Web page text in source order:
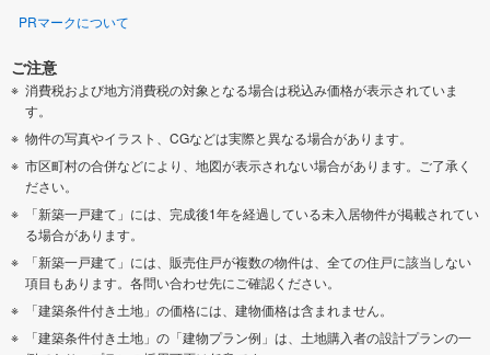
PRマークについて
ご注意
消費税および地方消費税の対象となる場合は税込み価格が表示されていま
す。
物件の写真やイラスト、CGなどは実際と異なる場合があります。
市区町村の合併などにより、地図が表示されない場合があります。ご了承く
ださい。
「新築一戸建て」には、完成後1年を経過している未入居物件が掲載されてい
る場合があります。
「新築一戸建て」には、販売住戸が複数の物件は、全ての住戸に該当しない
項目もあります。各問い合わせ先にご確認ください。
「建築条件付き土地」の価格には、建物価格は含まれません。
「建築条件付き土地」の「建物プラン例」は、土地購入者の設計プランの一